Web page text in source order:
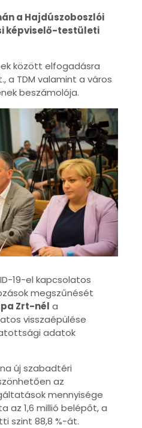
a Hajdúszoboszlói
képviselő-testületi
között elfogadásra
a TDM valamint a város
beszámolója.
19-el kapcsolatos
megszűnését
Zrt-nél a
visszaépülése
adatok
új szabadtéri
az
mennyisége
az 1,6 millió belépőt, a
szint 88,8 %-át.